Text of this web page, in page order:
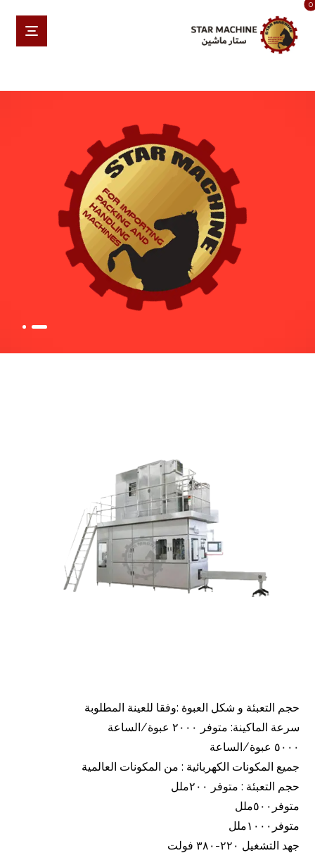
حجم التعبئة و شكل العبوة :وفقا للعينة المطلوبة
سرعة الماكينة: متوفر ٢٠٠٠ عبوة/الساعة
٥٠٠٠ عبوة/الساعة
جميع المكونات الكهربائية : من المكونات العالمية
حجم التعبئة : متوفر ٢٠٠ملل
متوفر٥٠٠ملل
متوفر١٠٠٠ملل
جهد التشغيل ٢٢٠-٣٨٠ فولت